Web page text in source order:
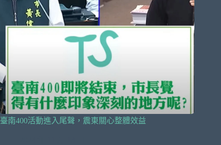
臺南400活動進入尾聲，震東關心整體效益